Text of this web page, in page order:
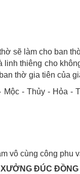
sẽ làm cho ban
thiêng cho
thờ gia tiên của
- Thủy - Hỏa -
vô cùng công phu
ĐÚC ĐỒNG